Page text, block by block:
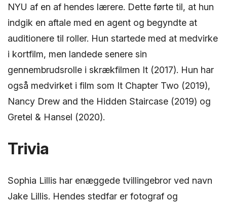
NYU af en af hendes lærere. Dette førte til, at hun
indgik en aftale med en agent og begyndte at
auditionere til roller. Hun startede med at medvirke
i kortfilm, men landede senere sin
gennembrudsrolle i skrækfilmen It (2017). Hun har
også medvirket i film som It Chapter Two (2019),
Nancy Drew and the Hidden Staircase (2019) og
Gretel & Hansel (2020).
Trivia
Sophia Lillis har enæggede tvillingebror ved navn
Jake Lillis. Hendes stedfar er fotograf og